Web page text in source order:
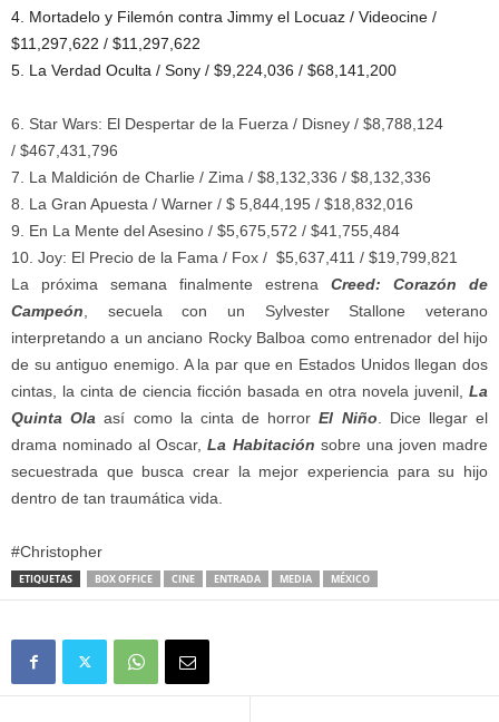
4. Mortadelo y Filemón contra Jimmy el Locuaz / Videocine /
$11,297,622 / $11,297,622
5. La Verdad Oculta / Sony / $9,224,036 / $68,141,200
6. Star Wars: El Despertar de la Fuerza / Disney / $8,788,124
/ $467,431,796
7. La Maldición de Charlie / Zima / $8,132,336 / $8,132,336
8. La Gran Apuesta / Warner / $ 5,844,195 / $18,832,016
9. En La Mente del Asesino / $5,675,572 / $41,755,484
10. Joy: El Precio de la Fama / Fox / $5,637,411 / $19,799,821
La próxima semana finalmente estrena Creed: Corazón de
Campeón , secuela con un Sylvester Stallone veterano
interpretando a un anciano Rocky Balboa como entrenador del hijo
de su antiguo enemigo. A la par que en Estados Unidos llegan dos
cintas, la cinta de ciencia ficción basada en otra novela juvenil, La
Quinta Ola así como la cinta de horrorEl Niño . Dice llegar el
drama nominado al Oscar,La Habitación sobre una joven madre
secuestrada que busca crear la mejor experiencia para su hijo
dentro de tan traumática vida.
#Christopher
ETIQUETAS BOX OFFICE CINE ENTRADA MEDIA MÉXICO